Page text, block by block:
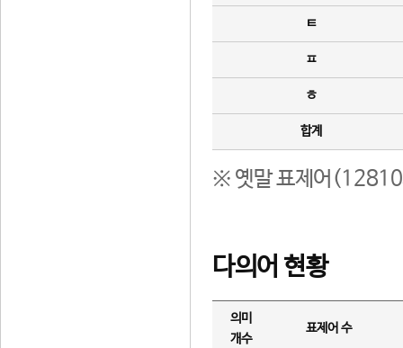
ㅌ
ㅍ
ㅎ
합계
※ 옛말 표제어(12810
다의어 현황
의미
개수
표제어 수